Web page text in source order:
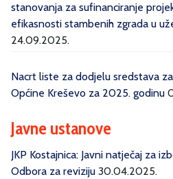
stanovanja za sufinanciranje
efikasnosti stambenih zgrada u
24.09.2025.
Nacrt liste za dodjelu sredstava
Općine Kreševo za 2025. godinu
Javne ustanove
JKP Kostajnica: Javni natječaj za
Odbora za reviziju 30.04.2025.